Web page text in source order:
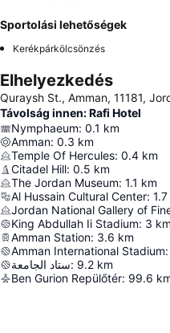
Sportolási lehetőségek
Kerékpárkölcsönzés
Elhelyezkedés
Quraysh St., Amman, 11181,
Távolság innen: Rafi Hotel
Nymphaeum: 0.1 km
Amman: 0.3 km
Temple Of Hercules: 0.4 km
Citadel Hill: 0.5 km
The Jordan Museum: 1.1 km
Al Hussain Cultural Center: 1.7
Jordan National Gallery of
King Abdullah Ii Stadium: 3 km
Amman Station: 3.6 km
Amman International Stadium:
ستاد الجامعة: 9.2 km
Ben Gurion Repülőtér: 99.6